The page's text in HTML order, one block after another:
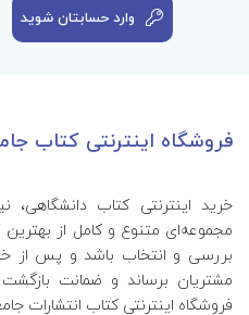
وارد حسابتان شوید
فروشگاه اینترنتی کتاب
خرید اینترنتی کتاب‌ دانشگاهی،
مجموعه‌ای متنوع و کامل از بهترین
بررسی و انتخاب باشد و پس از
مشتریان برساند و ضمانت
فروشگاه اینترنتی کتاب انتشارات